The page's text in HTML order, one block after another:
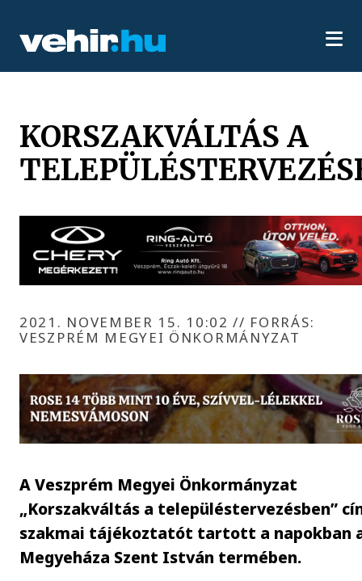
KORSZAKVÁLTÁS A
2021. NOVEMBER 15. 10:02// FORRÁS:
VESZPRÉM MEGYEI ÖNKORMÁNYZAT
A Veszprém Megyei Önkormányzat
„Korszakváltás a településtervezésben”
szakmai tájékoztatót tartott a napokban
Megyeháza Szent István termében.